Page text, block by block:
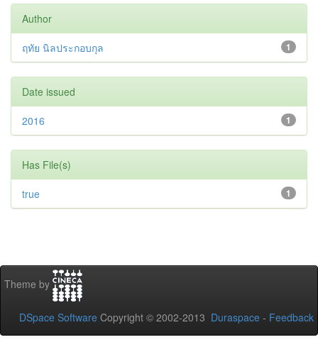
Author
1
ฤทัย นิลประกอบกุล
Date issued
1
2016
Has File(s)
1
true
Theme by
DSpace Software Copyright © 2002-2013 Duraspace - Feedback